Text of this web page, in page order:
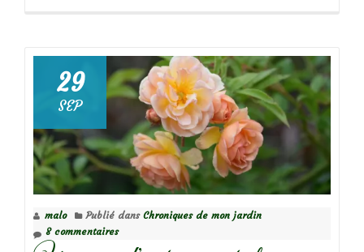
roses
doubles…
29
SEP
malo Publié dans Chroniques de mon jardin
8 commentaires